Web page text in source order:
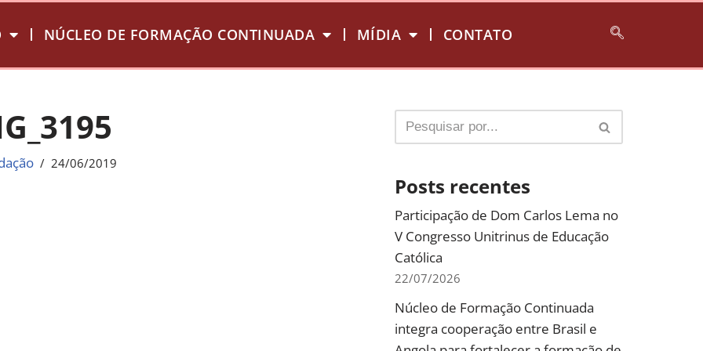
NÚCLEO DE FORMAÇÃO CONTINUADA MÍDIA CONTATO
24/06/2019
Posts recentes
Participação de Dom Carlos Lema no
V Congresso Unitrinus de Educação
Católica
22/07/2026
Núcleo de Formação Continuada
integra cooperação entre Brasil e